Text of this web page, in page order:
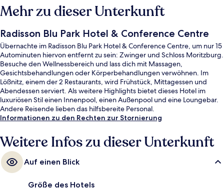
Mehr zu dieser Unterkunft
Radisson Blu Park Hotel & Conference Centre
Übernachte im Radisson Blu Park Hotel & Conference Centre, um nur 15
Autominuten hiervon entfernt zu sein: Zwinger und Schloss Moritzburg.
Besuche den Wellnessbereich und lass dich mit Massagen,
Gesichtsbehandlungen oder Körperbehandlungen verwöhnen. Im
Lößnitz, einem der 2 Restaurants, wird Frühstück, Mittagessen und
Abendessen serviert. Als weitere Highlights bietet dieses Hotel im
luxuriösen Stil einen Innenpool, einen Außenpool und eine Loungebar.
Andere Reisende lieben das hilfsbereite Personal.
Informationen zu den Rechten zur Stornierung
Weitere Infos zu dieser Unterkunft
Auf einen Blick
Größe des Hotels